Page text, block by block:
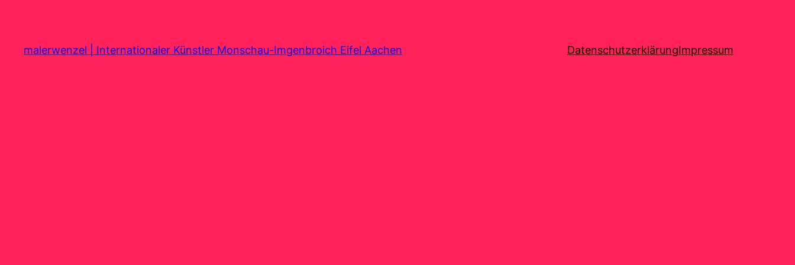
springen
malerwenzel | Internationaler Künstler Monschau-Imgenbroich Eifel Aachen DatenschutzerklärungImpressum